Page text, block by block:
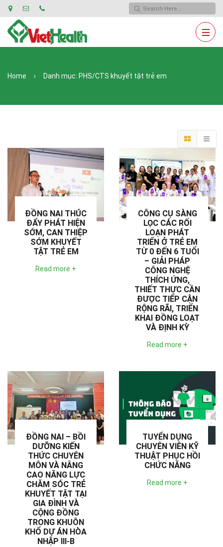
Home Danh mục: PHS/CTS khuyết tật trẻ em
ĐỒNG NAI THÚC
ĐẨY PHÁT HIỆN
SỚM, CAN THIỆP
SỚM KHUYẾT
TẬT TRẺ EM
Read more +
CÔNG CỤ SÀNG
LỌC CÁC RỐI
LOẠN PHÁT
TRIỂN Ở TRẺ EM
TỪ 0 ĐẾN 6 TUỔI
– GIẢI PHÁP
CÔNG NGHỆ
THÍCH ỨNG,
THIẾT THỰC CẦN
ĐƯỢC TIẾP CẬN
RỘNG RÃI, TRIỂN
KHAI ĐỒNG LOẠT
VÀ ĐỊNH KỲ
Read more +
ĐỒNG NAI – BỒI
DƯỠNG KIẾN
THỨC CHUYÊN
MÔN VÀ NÂNG
CAO NĂNG LỰC
CHĂM SÓC TRẺ
KHUYẾT TẬT TẠI
GIA ĐÌNH VÀ
CỘNG ĐỒNG
TRONG KHUÔN
KHỔ DỰ ÁN HÒA
NHẬP III-B
TUYỂN DỤNG
CHUYÊN VIÊN KỸ
THUẬT PHỤC HỒI
CHỨC NĂNG
Read more +